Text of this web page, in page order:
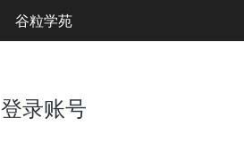
谷粒学苑
登录账号